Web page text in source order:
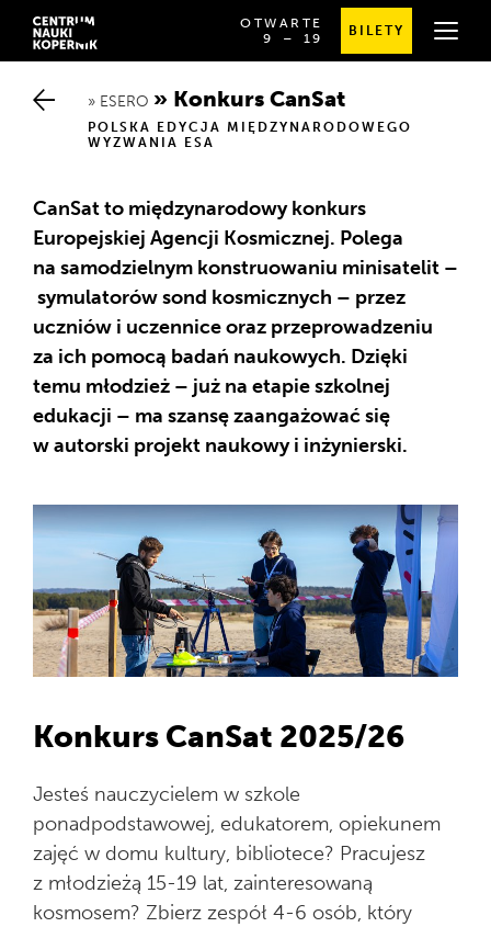
OTWARTE
OD
GODZINY
19:00
9 ⁠–⁠ 19
SPRAWDŹ
SZCZEGÓŁOWE
BILETY
ESERO Konkurs CanSat
POLSKA EDYCJA MIĘDZYNARODOWEGO
WYZWANIA ESA
CanSat to międzynarodowy konkurs
Europejskiej Agencji Kosmicznej. Polega
na samodzielnym konstruowaniu minisatelit –
symulatorów sond kosmicznych – przez
uczniów i uczennice oraz przeprowadzeniu
za ich pomocą badań naukowych. Dzięki
temu młodzież – już na etapie szkolnej
edukacji – ma szansę zaangażować się
w autorski projekt naukowy i inżynierski.
Konkurs CanSat 2025/26
Jesteś nauczycielem w szkole
ponadpodstawowej, edukatorem, opiekunem
zajęć w domu kultury, bibliotece? Pracujesz
z młodzieżą 15-19 lat, zainteresowaną
kosmosem? Zbierz zespół 4-6 osób, który